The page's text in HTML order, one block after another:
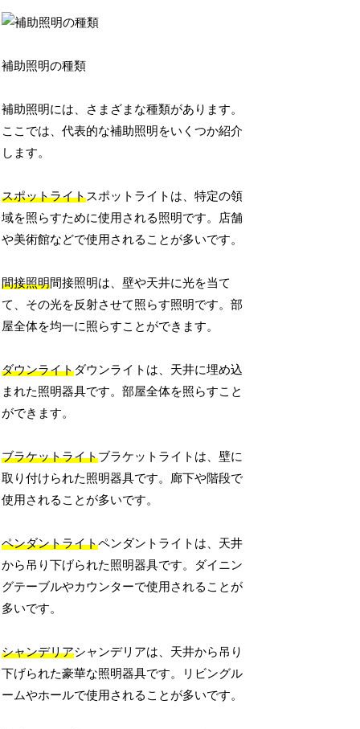
補助照明の種類
補助照明には、さまざまな種類があります。
ここでは、代表的な補助照明をいくつか紹介
します。
スポットライトスポットライトは、特定の領
域を照らすために使用される照明です。店舗
や美術館などで使用されることが多いです。
間接照明間接照明は、壁や天井に光を当て
て、その光を反射させて照らす照明です。部
屋全体を均一に照らすことができます。
ダウンライトダウンライトは、天井に埋め込
まれた照明器具です。部屋全体を照らすこと
ができます。
ブラケットライトブラケットライトは、壁に
取り付けられた照明器具です。廊下や階段で
使用されることが多いです。
ペンダントライトペンダントライトは、天井
から吊り下げられた照明器具です。ダイニン
グテーブルやカウンターで使用されることが
多いです。
シャンデリアシャンデリアは、天井から吊り
下げられた豪華な照明器具です。リビングル
ームやホールで使用されることが多いです。